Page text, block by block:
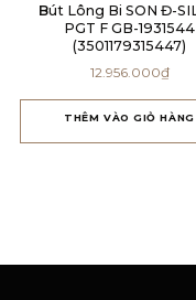
Bút Lông Bi SON Đ-SILPR
PGT F GB-1931544
(3501179315447)
12.956.000₫
THÊM VÀO GIỎ HÀNG